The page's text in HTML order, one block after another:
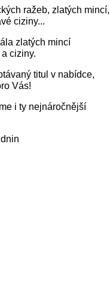
ražeb, zlatých mincí,
ciziny...
zlatých mincí
ciziny.
titul v nabídce,
Vás!
i ty nejnáročnější